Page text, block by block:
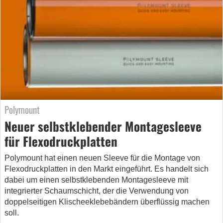
Polymount
Neuer selbstklebender Montagesleeve
für Flexodruckplatten
Polymount hat einen neuen Sleeve für die Montage von
Flexodruckplatten in den Markt eingeführt. Es handelt sich
dabei um einen selbstklebenden Montagesleeve mit
integrierter Schaumschicht, der die Verwendung von
doppelseitigen Klischeeklebebändern überflüssig machen
soll.